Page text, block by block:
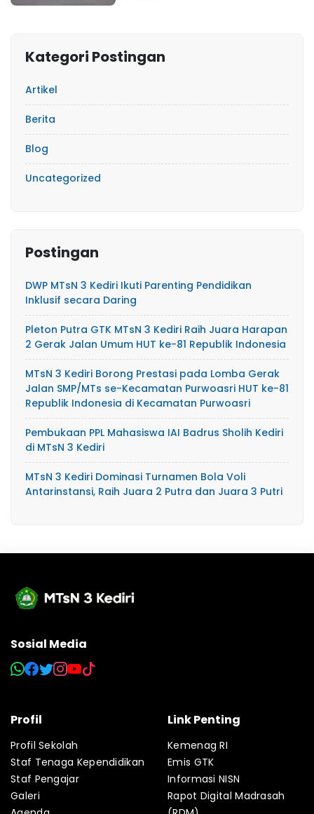
Kategori Postingan
Artikel
Berita
Blog
Uncategorized
Postingan
DWP MTsN 3 Kediri Ikuti Parenting Pendidikan
Inklusif secara Daring
Pleton Putra GTK MTsN 3 Kediri Raih Juara Harapan
2 Gerak Jalan Umum HUT ke-81 Republik Indonesia
MTsN 3 Kediri Borong Prestasi pada Lomba Gerak
Jalan SMP/MTs se-Kecamatan Purwoasri HUT ke-81
Republik Indonesia di Kecamatan Purwoasri
Pembukaan PPL Mahasiswa IAI Badrus Sholih Kediri
di MTsN 3 Kediri
MTsN 3 Kediri Dominasi Turnamen Bola Voli
Antarinstansi, Raih Juara 2 Putra dan Juara 3 Putri
Sosial Media
Profil
Profil Sekolah
Staf Tenaga Kependidikan
Staf Pengajar
Galeri
Link Penting
Kemenag RI
Emis GTK
Informasi NISN
Rapot Digital Madrasah